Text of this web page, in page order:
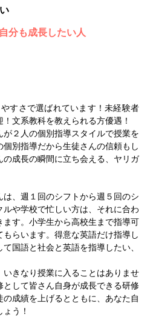
分も成長したい人
すさで選ばれています！未経験者
文系教科を教えられる方優遇！
２人の個別指導スタイルで授業を
別指導だから生徒さんの信頼もし
の成長の瞬間に立ち会える、ヤリガ
、週１回のシフトから週５回のシ
や学校で忙しい方は、それに合わ
す。小学生から高校生まで指導可
らいます。得意な英語だけ指導し
国語と社会と英語を指導したい、
きなり授業に入ることはありませ
として皆さん自身が成長できる研修
成績を上げるとともに、あなた自
う！